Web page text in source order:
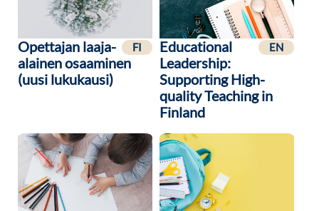
FI
Opettajan laaja-
alainen osaaminen
(uusi lukukausi)
EN
Educational
Leadership:
Supporting High-
quality Teaching in
Finland